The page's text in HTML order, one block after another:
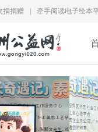
捐捐赠 牵手阅读电子绘本